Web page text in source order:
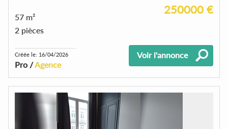
250000 €
57 m²
2 pièces
Créée le: 16/04/2026
Pro /Agence
Voir l'annonce